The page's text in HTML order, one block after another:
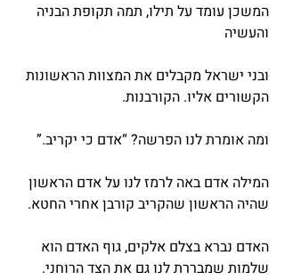
המשכן עומד על תילו, תמה תקופת הבניה
והעשיה
ובני ישראל מקבלים את המצוות הראשונות
הקשורים אליו. הקורבנות.
ומה אומרת לנו הפרשה? “אדם כי יקריב.”
המילה אדם באה לרמז לנו על אדם הראשון
שהיה הראשון שהקריב קורבן אחרי החטא.
האדם נברא בצלם אלקים, גוף האדם הוא
שלמות שמבררת לנו גם את הצד הרוחני.